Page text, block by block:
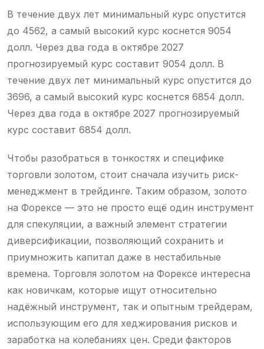
В течение двух лет минимальный курс опустится
до 4562, а самый высокий курс коснется 9054
долл. Через два года в октябре 2027
прогнозируемый курс составит 9054 долл. В
течение двух лет минимальный курс опустится до
3696, а самый высокий курс коснется 6854 долл.
Через два года в октябре 2027 прогнозируемый
курс составит 6854 долл.
Чтобы разобраться в тонкостях и специфике
торговли золотом, стоит сначала изучить риск-
менеджмент в трейдинге. Таким образом, золото
на Форексе — это не просто ещё один инструмент
для спекуляции, а важный элемент стратегии
диверсификации, позволяющий сохранить и
приумножить капитал даже в нестабильные
времена. Торговля золотом на Форексе интересна
как новичкам, которые ищут относительно
надёжный инструмент, так и опытным трейдерам,
использующим его для хеджирования рисков и
заработка на колебаниях цен. Среди факторов